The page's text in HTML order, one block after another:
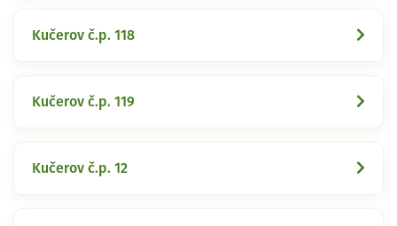
Kučerov č.p. 118
Kučerov č.p. 119
Kučerov č.p. 12